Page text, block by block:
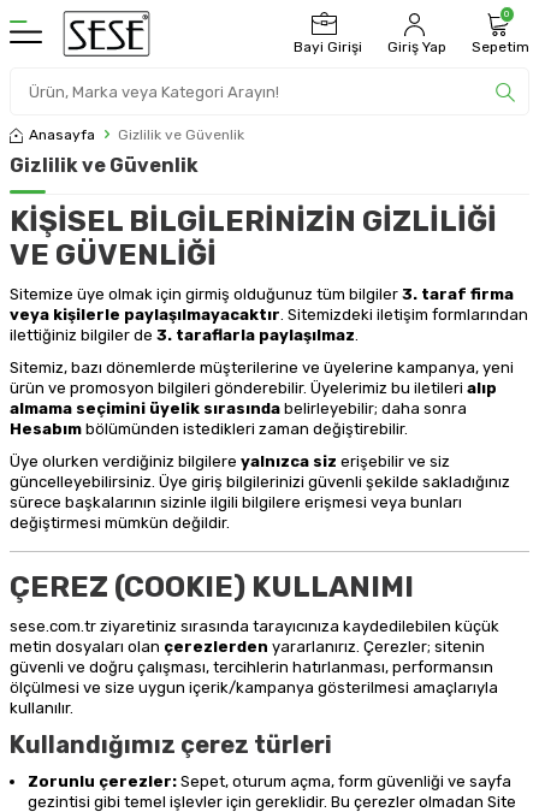
Bayi Girişi Giriş Yap
0
Sepetim
Anasayfa Gizlilik ve Güvenlik
Gizlilik ve Güvenlik
KİŞİSEL BİLGİLERİNİZİN GİZLİLİĞİ
VE GÜVENLİĞİ
Sitemize üye olmak için girmiş olduğunuz tüm bilgiler 3. taraf firma
veya kişilerle paylaşılmayacaktır. Sitemizdeki iletişim formlarından
ilettiğiniz bilgiler de 3. taraflarla paylaşılmaz.
Sitemiz, bazı dönemlerde müşterilerine ve üyelerine kampanya, yeni
ürün ve promosyon bilgileri gönderebilir. Üyelerimiz bu iletileri alıp
almama seçimini üyelik sırasında belirleyebilir; daha sonra
Hesabım bölümünden istedikleri zaman değiştirebilir.
Üye olurken verdiğiniz bilgilere yalnızca siz erişebilir ve siz
güncelleyebilirsiniz. Üye giriş bilgilerinizi güvenli şekilde sakladığınız
sürece başkalarının sizinle ilgili bilgilere erişmesi veya bunları
değiştirmesi mümkün değildir.
ÇEREZ (COOKIE) KULLANIMI
sese.com.tr ziyaretiniz sırasında tarayıcınıza kaydedilebilen küçük
metin dosyaları olan çerezlerden yararlanırız. Çerezler; sitenin
güvenli ve doğru çalışması, tercihlerin hatırlanması, performansın
ölçülmesi ve size uygun içerik/kampanya gösterilmesi amaçlarıyla
kullanılır.
Kullandığımız çerez türleri
Zorunlu çerezler: Sepet, oturum açma, form güvenliği ve sayfa
gezintisi gibi temel işlevler için gereklidir. Bu çerezler olmadan Site